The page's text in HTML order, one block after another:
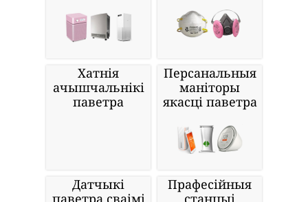
Хатнія
ачышчальнікі
паветра
Персанальныя
маніторы
якасці паветра
Датчыкі
паветра сваімі
Прафесійныя
станцыі